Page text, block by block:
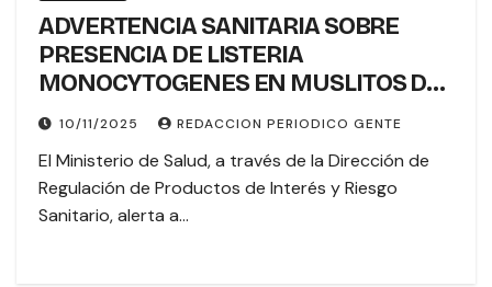
ADVERTENCIA SANITARIA SOBRE
PRESENCIA DE LISTERIA
MONOCYTOGENES EN MUSLITOS DE
POLLO COCIDOS, MARCA POLLO REYS
10/11/2025 REDACCION PERIODICO GENTE
El Ministerio de Salud, a través de la Dirección de
Regulación de Productos de Interés y Riesgo
Sanitario, alerta a…